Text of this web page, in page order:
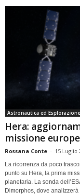
Astronautica ed
Hera:
missione
Rossana Conte - 15 Luglio
La ricorrenza da poco
punto su Hera, la prima
planetaria. La sonda
Dimorphos, dove